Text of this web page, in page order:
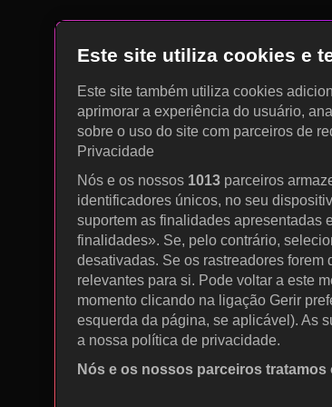
Este site utiliza cookies e
Este site também utiliza cookies
aprimorar a experiência do usuário,
sobre o uso do site com parceiros de
Privacidade
Nós e os nossos 1013 parceiros
identificadores únicos, no seu
suportem as finalidades apresentadas
finalidades». Se, pelo contrário,
desativadas. Se os rastreadores
relevantes para si. Pode voltar a este
momento clicando na ligação Gerir
esquerda da página, se aplicável). As
a nossa política de privacidade.
Nós e os nossos parceiros